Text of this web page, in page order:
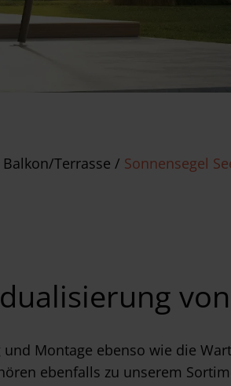
Terrasse / Sonnensegel
Montage ebenso wie die
ebenfalls zu unserem